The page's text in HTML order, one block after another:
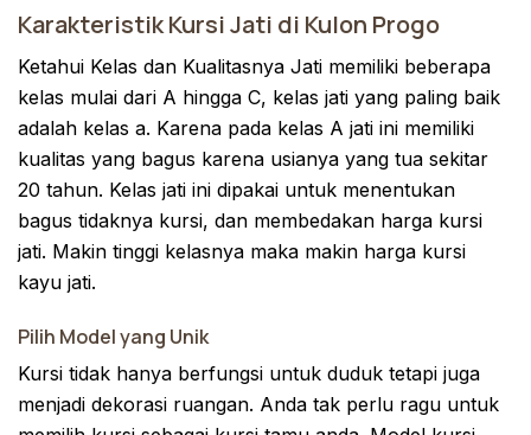
Karakteristik Kursi Jati di Kulon Progo
Ketahui Kelas dan Kualitasnya Jati memiliki beberapa
kelas mulai dari A hingga C, kelas jati yang paling baik
adalah kelas a. Karena pada kelas A jati ini memiliki
kualitas yang bagus karena usianya yang tua sekitar
20 tahun. Kelas jati ini dipakai untuk menentukan
bagus tidaknya kursi, dan membedakan harga kursi
jati. Makin tinggi kelasnya maka makin harga kursi
kayu jati.
Pilih Model yang Unik
Kursi tidak hanya berfungsi untuk duduk tetapi juga
menjadi dekorasi ruangan. Anda tak perlu ragu untuk